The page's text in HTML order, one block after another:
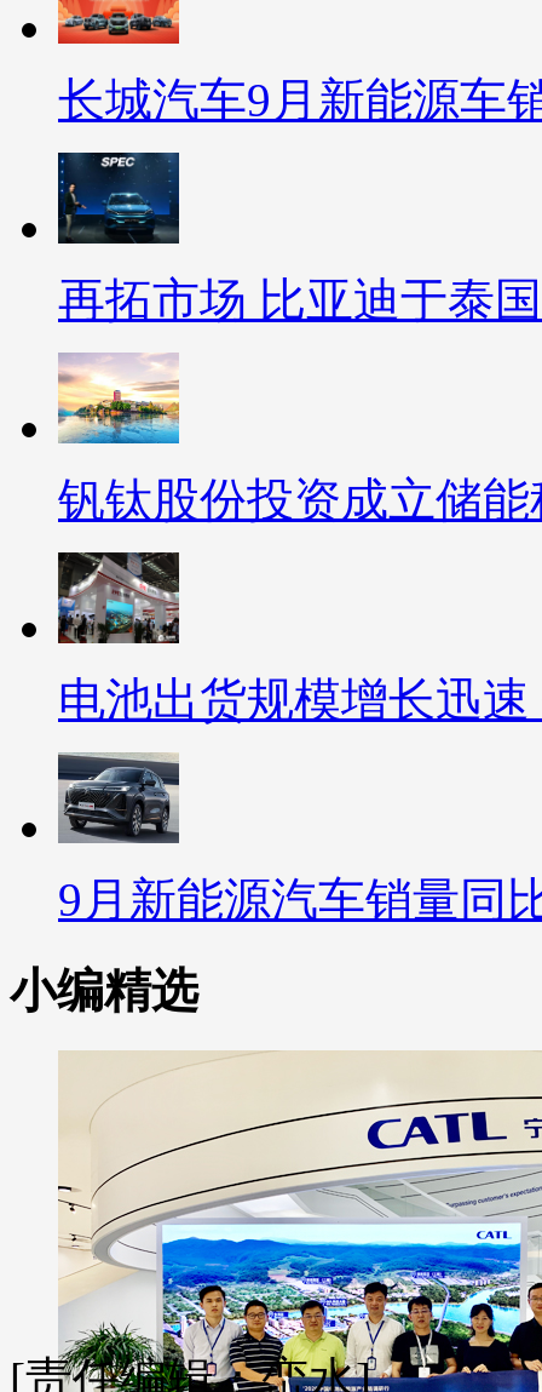
长城汽车9月新能源车
再拓市场 比亚迪于泰
钒钛股份投资成立储
电池出货规模增长迅
9月新能源汽车销量同
小编精选
[责任编辑：峦水]